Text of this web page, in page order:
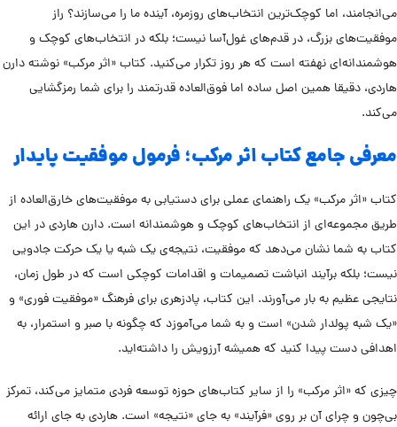
می‌انجامند، اما کوچک‌ترین انتخاب‌های روزمره، آینده ما را می‌سازند؟ راز
موفقیت‌های بزرگ، در قدم‌های غول‌آسا نیست؛ بلکه در انتخاب‌های کوچک و
هوشمندانه‌ای نهفته است که هر روز تکرار می‌کنید. کتاب «اثر مرکب» نوشته دارن
هاردی، دقیقا همین اصل ساده اما فوق‌العاده قدرتمند را برای شما رمزگشایی
می‌کند.
معرفی جامع کتاب اثر مرکب؛ فرمول موفقیت پایدار
کتاب «اثر مرکب» یک راهنمای عملی برای دستیابی به موفقیت‌های خارق‌العاده از
طریق مجموعه‌ای از انتخاب‌های کوچک و هوشمندانه است. دارن هاردی در این
کتاب به شما نشان می‌دهد که موفقیت، نتیجه‌ی یک شبه یا یک حرکت جادویی
نیست؛ بلکه برآیند انباشت تصمیمات و اقدامات کوچکی است که در طول زمان،
نتایجی عظیم به بار می‌آورند. این کتاب، پادزهری برای فرهنگ «موفقیت فوری» و
«یک شبه پولدار شدن» است و به شما می‌آموزد که چگونه با صبر و استمرار، به
اهدافی دست پیدا کنید که همیشه آرزویش را داشته‌اید.
چیزی که «اثر مرکب» را از سایر کتاب‌های حوزه توسعه فردی متمایز می‌کند، تمرکز
بی‌چون و چرای آن بر روی «فرآیند» به جای «نتیجه» است. هاردی به جای ارائه